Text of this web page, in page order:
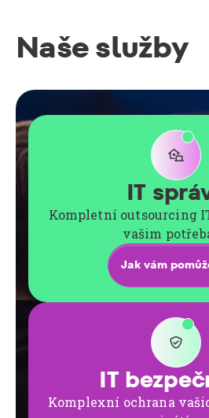
Naše služby

IT
Kompletní outsourcing
vašim
Jak vám

IT
Komplexní ochrana